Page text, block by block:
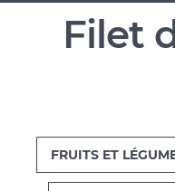
Filet
FRUITS ET